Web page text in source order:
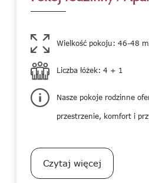
Wielkość pokoju: 46-48 m
Liczba łóżek: 4 + 1
Nasze pokoje rodzinne
przestrzenie, komfort i
Czytaj więcej